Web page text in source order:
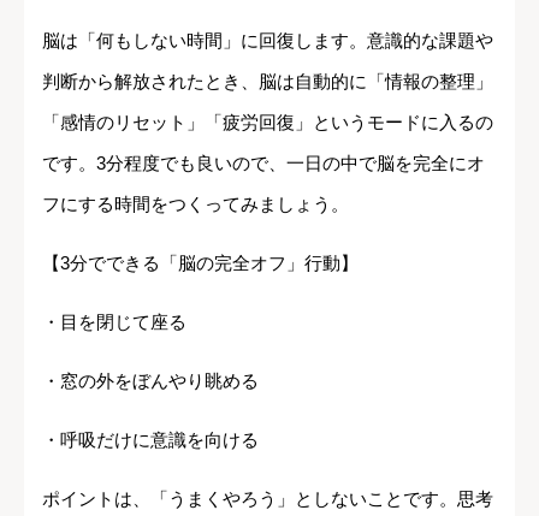
脳は「何もしない時間」に回復します。意識的な課題や
判断から解放されたとき、脳は自動的に「情報の整理」
「感情のリセット」「疲労回復」というモードに入るの
です。3分程度でも良いので、一日の中で脳を完全にオ
フにする時間をつくってみましょう。
【3分でできる「脳の完全オフ」行動】
・目を閉じて座る
・窓の外をぼんやり眺める
・呼吸だけに意識を向ける
ポイントは、「うまくやろう」としないことです。思考